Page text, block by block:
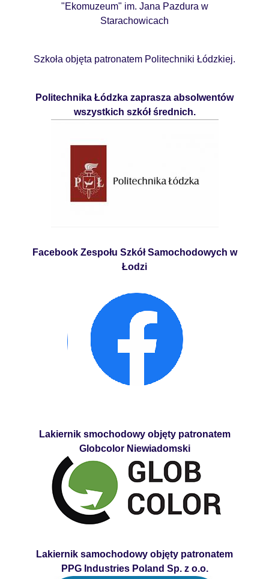
"Ekomuzeum" im. Jana Pazdura w
Starachowicach
Szkoła objęta patronatem Politechniki Łódzkiej.
Politechnika Łódzka zaprasza absolwentów
wszystkich szkół średnich.
Facebook Zespołu Szkół Samochodowych w
Łodzi
Lakiernik smochodowy objęty patronatem
Globcolor Niewiadomski
Lakiernik samochodowy objęty patronatem
PPG Industries Poland Sp. z o.o.